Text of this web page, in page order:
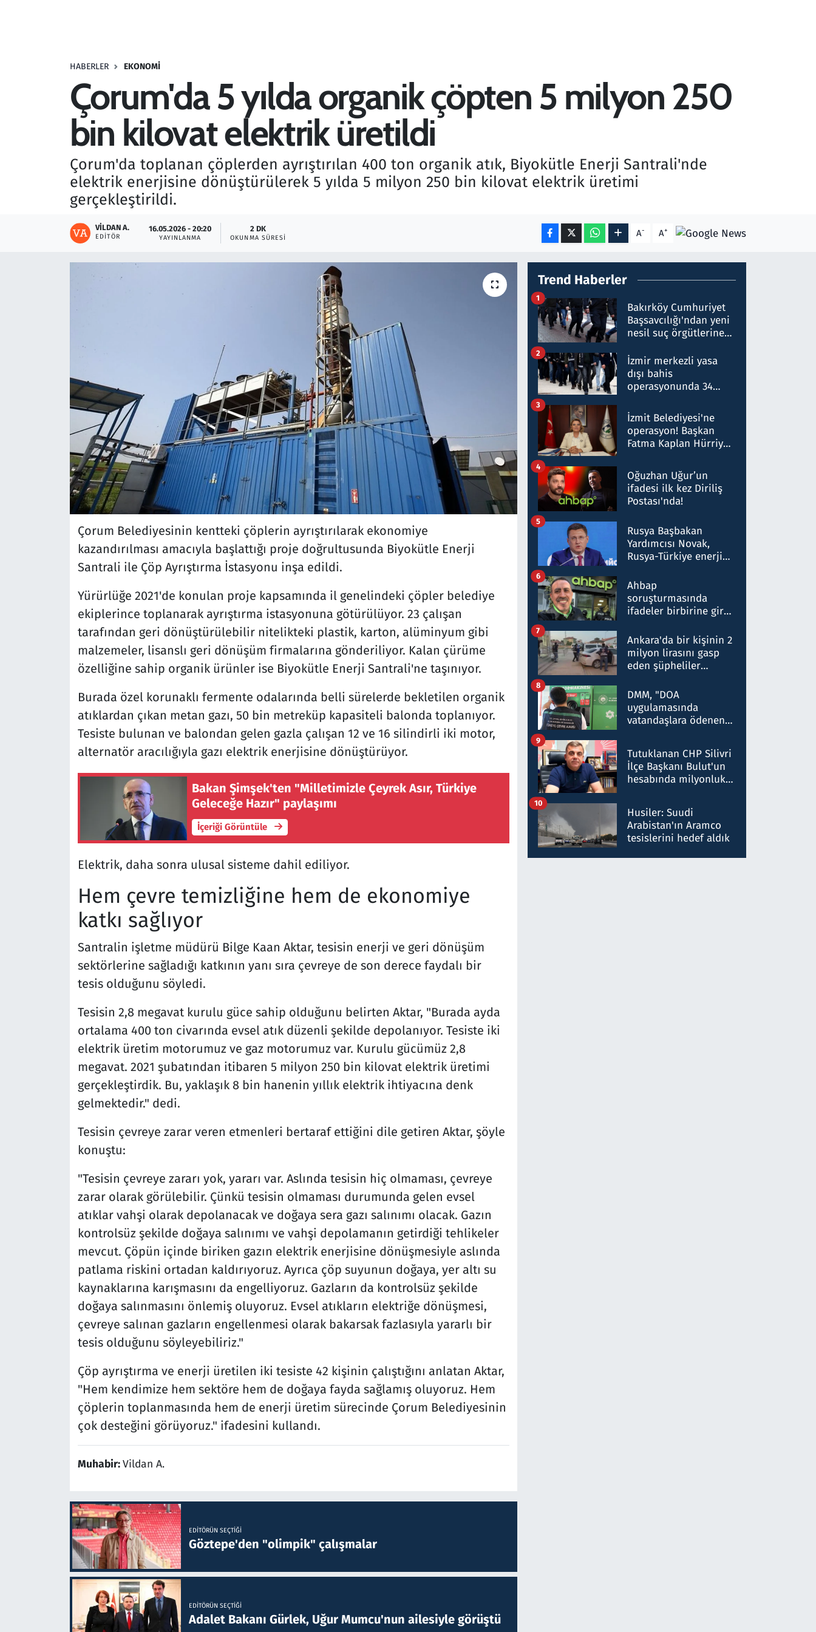
HABERLER EKONOMI
Çorum'da 5 yılda organik çöpten 5 milyon 250
bin kilovat elektrik üretildi
Çorum'da toplanan çöplerden ayrıştırılan 400 ton organik atık, Biyokütle Enerji Santrali'nde
elektrik enerjisine dönüştürülerek 5 yılda 5 milyon 250 bin kilovat elektrik üretimi
gerçekleştirildi.
VILDAN A.
EDITÖR
16.05.2026 - 20:20
YAYINLANMA
2 DK
OKUNMA SÜRESI A- A+
Çorum Belediyesinin kentteki çöplerin ayrıştırılarak ekonomiye
kazandırılması amacıyla başlattığı proje doğrultusunda Biyokütle Enerji
Santrali ile Çöp Ayrıştırma İstasyonu inşa edildi.
Yürürlüğe 2021'de konulan proje kapsamında il genelindeki çöpler belediye
ekiplerince toplanarak ayrıştırma istasyonuna götürülüyor. 23 çalışan
tarafından geri dönüştürülebilir nitelikteki plastik, karton, alüminyum gibi
malzemeler, lisanslı geri dönüşüm firmalarına gönderiliyor. Kalan çürüme
özelliğine sahip organik ürünler ise Biyokütle Enerji Santrali'ne taşınıyor.
Burada özel korunaklı fermente odalarında belli sürelerde bekletilen organik
atıklardan çıkan metan gazı, 50 bin metreküp kapasiteli balonda toplanıyor.
Tesiste bulunan ve balondan gelen gazla çalışan 12 ve 16 silindirli iki motor,
alternatör aracılığıyla gazı elektrik enerjisine dönüştürüyor.
Bakan Şimşek'ten "Milletimizle Çeyrek Asır, Türkiye
Geleceğe Hazır" paylaşımı
İçeriği Görüntüle
Elektrik, daha sonra ulusal sisteme dahil ediliyor.
Hem çevre temizliğine hem de ekonomiye
katkı sağlıyor
Santralin işletme müdürü Bilge Kaan Aktar, tesisin enerji ve geri dönüşüm
sektörlerine sağladığı katkının yanı sıra çevreye de son derece faydalı bir
tesis olduğunu söyledi.
Tesisin 2,8 megavat kurulu güce sahip olduğunu belirten Aktar, "Burada ayda
ortalama 400 ton civarında evsel atık düzenli şekilde depolanıyor. Tesiste iki
elektrik üretim motorumuz ve gaz motorumuz var. Kurulu gücümüz 2,8
megavat. 2021 şubatından itibaren 5 milyon 250 bin kilovat elektrik üretimi
gerçekleştirdik. Bu, yaklaşık 8 bin hanenin yıllık elektrik ihtiyacına denk
gelmektedir." dedi.
Tesisin çevreye zarar veren etmenleri bertaraf ettiğini dile getiren Aktar, şöyle
konuştu:
"Tesisin çevreye zararı yok, yararı var. Aslında tesisin hiç olmaması, çevreye
zarar olarak görülebilir. Çünkü tesisin olmaması durumunda gelen evsel
atıklar vahşi olarak depolanacak ve doğaya sera gazı salınımı olacak. Gazın
kontrolsüz şekilde doğaya salınımı ve vahşi depolamanın getirdiği tehlikeler
mevcut. Çöpün içinde biriken gazın elektrik enerjisine dönüşmesiyle aslında
patlama riskini ortadan kaldırıyoruz. Ayrıca çöp suyunun doğaya, yer altı su
kaynaklarına karışmasını da engelliyoruz. Gazların da kontrolsüz şekilde
doğaya salınmasını önlemiş oluyoruz. Evsel atıkların elektriğe dönüşmesi,
çevreye salınan gazların engellenmesi olarak bakarsak fazlasıyla yararlı bir
tesis olduğunu söyleyebiliriz."
Çöp ayrıştırma ve enerji üretilen iki tesiste 42 kişinin çalıştığını anlatan Aktar,
"Hem kendimize hem sektöre hem de doğaya fayda sağlamış oluyoruz. Hem
çöplerin toplanmasında hem de enerji üretim sürecinde Çorum Belediyesinin
çok desteğini görüyoruz." ifadesini kullandı.
Muhabir:Vildan A.
EDITÖRÜN SEÇTIĞI
Göztepe'den "olimpik" çalışmalar
EDITÖRÜN SEÇTIĞI
Adalet Bakanı Gürlek, Uğur Mumcu'nun ailesiyle görüştü
Trend Haberler
Bakırköy Cumhuriyet
Başsavcılığı'ndan yeni
nesil suç örgütlerine
hakkında gözaltı kararı
1
İzmir merkezli yasa
dışı bahis
operasyonunda 34
Milyar liralık para
trafiği tespit edildi
2
İzmit Belediyesi'ne
operasyon! Başkan
Fatma Kaplan Hürriyet
3
Oğuzhan Uğur’un
ifadesi ilk kez Diriliş
Postası'nda!
4
Rusya Başbakan
Yardımcısı Novak,
Rusya-Türkiye enerji
nitelikte olduğunu
belirtti
5
Ahbap
soruşturmasında
ifadeler birbirine girdi:
ifadelerinden ortaya
çıkan tablo şok etti
6
Ankara'da bir kişinin 2
milyon lirasını gasp
eden şüpheliler
7
DMM, "DOA
uygulamasında
vatandaşlara ödenen
düşürüldüğü" iddiasını
yalanladı
8
Tutuklanan CHP Silivri
İlçe Başkanı Bulut'un
hesabında milyonluk
talimat verdi, ben
gönderdim
9
Husiler: Suudi
Arabistan'ın Aramco
tesislerini hedef aldık
10
Savunma Sanayi
Televizyon